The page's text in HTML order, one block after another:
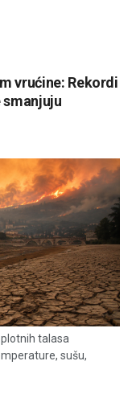
vrućine: Rekordi
smanjuju
talasa
sušu,